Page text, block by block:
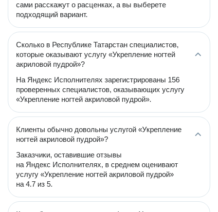
сами расскажут о расценках, а вы выберете
подходящий вариант.
Сколько в Республике Татарстан специалистов,
которые оказывают услугу «Укрепление ногтей
акриловой пудрой»?
На Яндекс Исполнителях зарегистрированы 156
проверенных специалистов, оказывающих услугу
«Укрепление ногтей акриловой пудрой».
Клиенты обычно довольны услугой «Укрепление
ногтей акриловой пудрой»?
Заказчики, оставившие отзывы
на Яндекс Исполнителях, в среднем оценивают
услугу «Укрепление ногтей акриловой пудрой»
на 4.7 из 5.